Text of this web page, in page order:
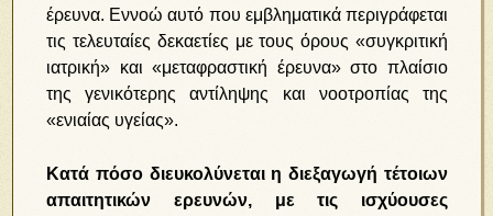
έρευνα. Εννοώ αυτό που εμβληματικά περιγράφεται
τις τελευταίες δεκαετίες με τους όρους «συγκριτική
ιατρική» και «μεταφραστική έρευνα» στο πλαίσιο
της γενικότερης αντίληψης και νοοτροπίας της
«ενιαίας υγείας».
Κατά πόσο διευκολύνεται η διεξαγωγή τέτοιων
απαιτητικών ερευνών, με τις ισχύουσες